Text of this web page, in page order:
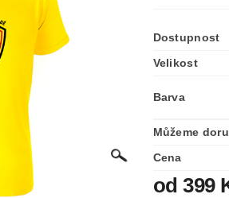
Dostupnost
Velikost
Barva
Můžeme
Cena
od 399